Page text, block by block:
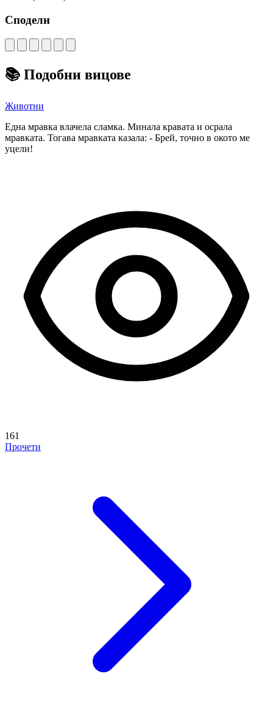
Сподели
📚 Подобни вицове
Животни
Една мравка влачела сламка. Минала кравата и осрала
мравката. Тогава мравката казала: - Брей, точно в окото ме
уцели!
161
Прочети